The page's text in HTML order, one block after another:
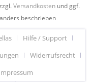
Versandkosten und ggf.
beschrieben
Hilfe / Support
Widerrufsrecht